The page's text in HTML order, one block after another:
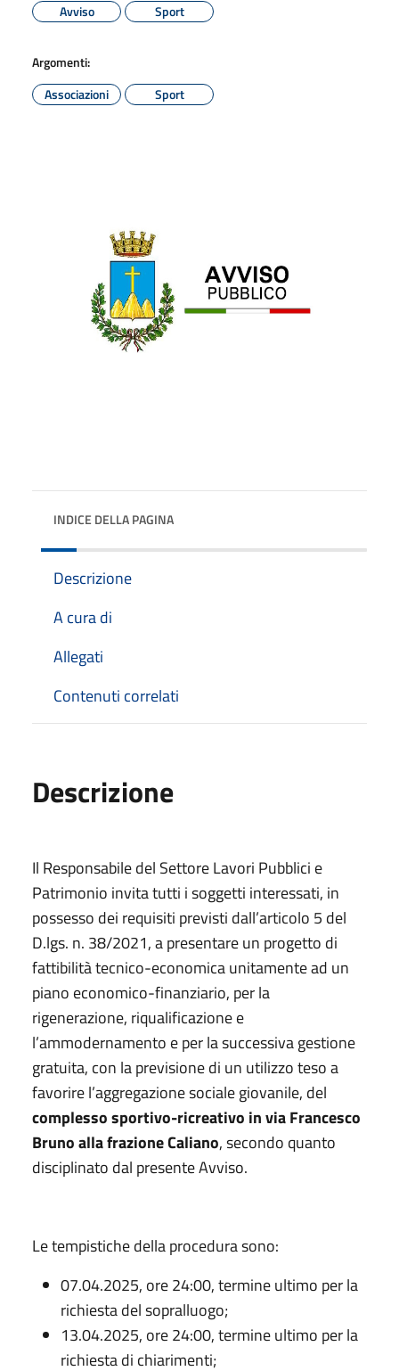
Avviso
Sport
Argomenti:
Associazioni
Sport
INDICE DELLA PAGINA
Descrizione
A cura di
Allegati
Contenuti correlati
Descrizione
Il Responsabile del Settore Lavori Pubblici e
Patrimonio invita tutti i soggetti interessati, in
possesso dei requisiti previsti dall’articolo 5 del
D.lgs. n. 38/2021, a presentare un progetto di
fattibilità tecnico-economica unitamente ad un
piano economico-finanziario, per la
rigenerazione, riqualificazione e
l’ammodernamento e per la successiva gestione
gratuita, con la previsione di un utilizzo teso a
favorire l’aggregazione sociale giovanile, del
complesso sportivo-ricreativo in via Francesco
Bruno alla frazione Caliano, secondo quanto
disciplinato dal presente Avviso.
Le tempistiche della procedura sono:
07.04.2025, ore 24:00, termine ultimo per la
richiesta del sopralluogo;
13.04.2025, ore 24:00, termine ultimo per la
richiesta di chiarimenti;